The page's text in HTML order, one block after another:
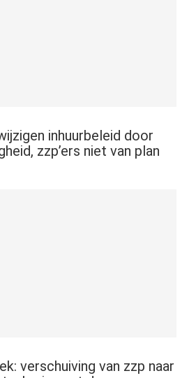
inhuurbeleid door
zzp’ers niet van plan
verschuiving van zzp naar